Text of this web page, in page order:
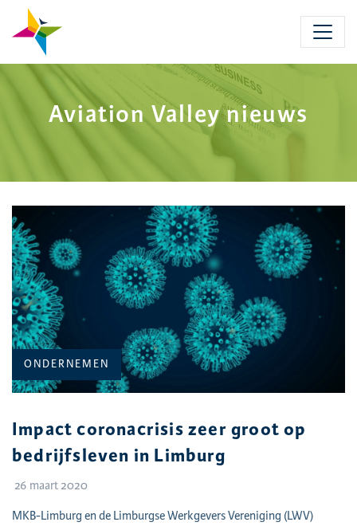
content
Aviation Valley nieuws
CATEGORIE:
ONDERNEMEN
Impact coronacrisis zeer groot op
bedrijfsleven in Limburg
26 maart 2020
MKB-Limburg en de Limburgse Werkgevers Vereniging (LWV)